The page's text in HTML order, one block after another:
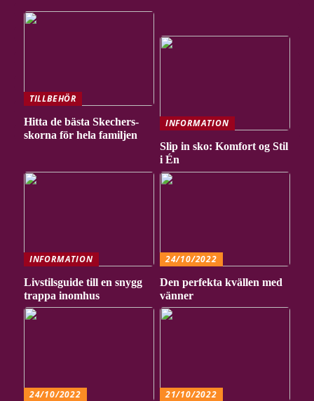
TILLBEHÖR
Hitta de bästa Skechers-
skorna för hela familjen
INFORMATION
Slip in sko: Komfort og Stil
i Én
INFORMATION
Livstilsguide till en snygg
trappa inomhus
24/10/2022
Den perfekta kvällen med
vänner
24/10/2022 21/10/2022